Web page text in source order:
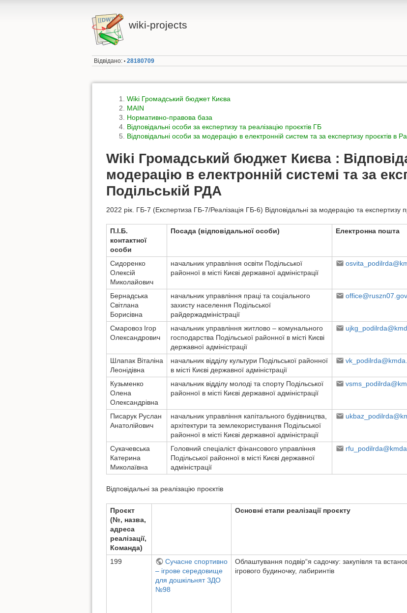
wiki-projects
Відвідано: • 28180709
Wiki Громадський бюджет Києва
MAIN
Нормативно-правова база
Відповідальні особи за експертизу та реалізацію проєктів ГБ
Відповідальні особи за модерацію в електронній систем та за експертизу проєктів в
Wiki Громадський бюджет Києва :
модерацію в електронній системі та за
Подільській РДА
2022 рік. ГБ-7 (Експертиза ГБ-7/Реалізація ГБ-6) Відповідальні за модерацію та експертизу
П.І.Б.
контактної
особи
Посада (відповідальної особи) Електронна пошта
Сидоренко
Олексій
Миколайович
начальник управління освіти Подільської
районної в місті Києві державної адміністрації
Бернадська
Світлана
Борисівна
начальник управління праці та соціального
захисту населення Подільської
райдержадміністрації
Смаровоз Ігор
Олександрович
начальник управління житлово – комунального
господарства Подільської районної в місті Києві
державної адміністрації
Шлапак Віталіна
Леонідівна
начальник відділу культури Подільської районної
в місті Києві державної адміністрації
Кузьменко
Олена
Олександрівна
начальник відділу молоді та спорту Подільської
районної в місті Києві державної адміністрації
Писарук Руслан
Анатолійович
начальник управління капітального будівництва,
архітектури та землекористування Подільської
районної в місті Києві державної адміністрації
Сукачевська
Катерина
Миколаївна
Головний спеціаліст фінансового управління
Подільської районної в місті Києві державної
адміністрації
Відповідальні за реалізацію проєктів
Проєкт
(№, назва,
адреса
реалізації,
Команда)
Основні етапи реалізації проєкту
199
Сучасне спортивно
– ігрове середовище
для дошкільнят ЗДО
№98
Облаштування подвір“я садочку: закупівля та
ігрового будиночку, лабиринтів